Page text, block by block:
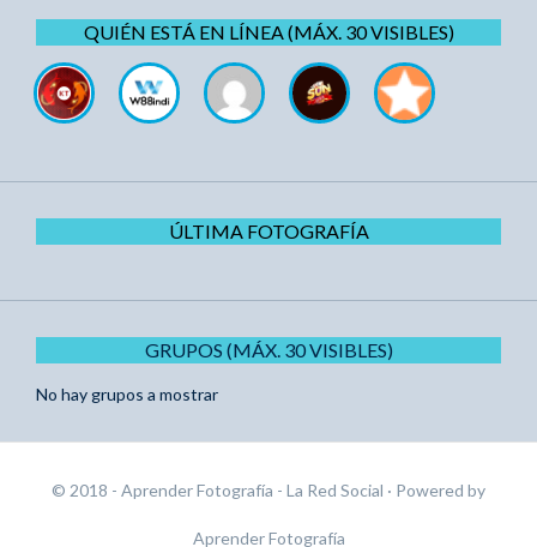
QUIÉN ESTÁ EN LÍNEA (MÁX. 30 VISIBLES)
ÚLTIMA FOTOGRAFÍA
GRUPOS (MÁX. 30 VISIBLES)
No hay grupos a mostrar
© 2018 - Aprender Fotografía - La Red Social · Powered by
Aprender Fotografía